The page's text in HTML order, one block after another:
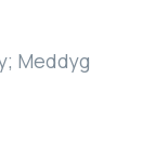
Meddyg